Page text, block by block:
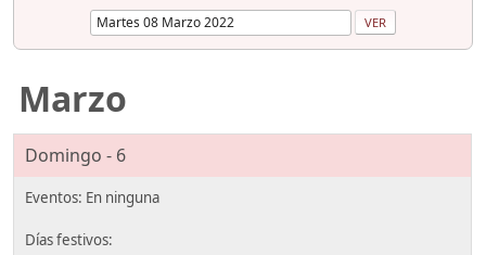
Marzo
Domingo - 6